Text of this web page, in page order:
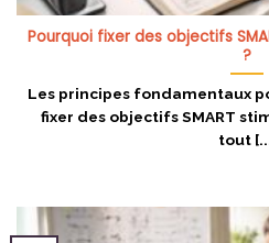
Pourquoi fixer des objectifs
?
Les principes fondamentaux
fixer des objectifs SMART
tout